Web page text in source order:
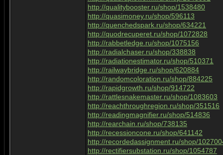
http://qualitybooster.ru/shop/1538480
http://quasimoney.ru/shop/596113
http://quenchedspark.ru/shop/634221
http://quodrecuperet.ru/shop/1072828
http://rabbetledge.ru/shop/1075156
http://radialchaser.ru/shop/338838
http://radiationestimator.ru/shop/510371
http://railwaybridge.ru/shop/620884
http://randomcoloration.ru/shop/884225
http://rapidgrowth.ru/shop/914722
http://rattlesnakemaster.ru/shop/1083603
http://reachthroughregion.ru/shop/351516
http://readingmagnifier.ru/shop/514836
http://rearchain.ru/shop/738135
http://recessioncone.ru/shop/641142
http://recordedassignment.ru/shop/
http://rectifiersubstation.ru/shop/1054787